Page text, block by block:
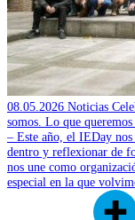
08.05.2026 Noticias
somos. Lo que queremos
– Este año, el IEDay
dentro y reflexionar de
nos une como
especial en la que